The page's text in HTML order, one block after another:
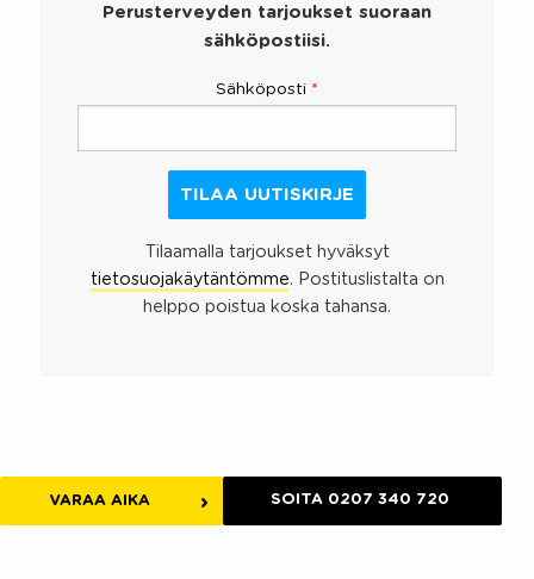
Perusterveyden tarjoukset suoraan
sähköpostiisi.
Sähköposti *
Tilaamalla tarjoukset hyväksyt
tietosuojakäytäntömme. Postituslistalta on
helppo poistua koska tahansa.
VARAA AIKA SOITA 0207 340 720